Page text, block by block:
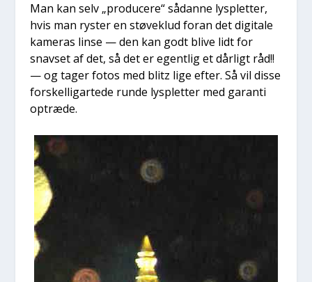
Man kan selv „pro­du­ce­re“ sådan­ne lys­plet­ter,
hvis man ryster en stø­ve­klud for­an det digi­ta­le
kame­ras lin­se — den kan godt bli­ve lidt for
snav­set af det, så det er egent­lig et dår­ligt råd!!
— og tager fotos med blitz lige efter. Så vil dis­se
for­skel­lig­ar­te­de run­de lys­plet­ter med garan­ti
optræ­de.